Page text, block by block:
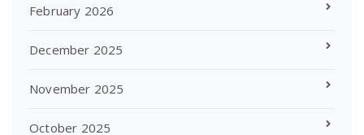
February 2026
December 2025
November 2025
October 2025